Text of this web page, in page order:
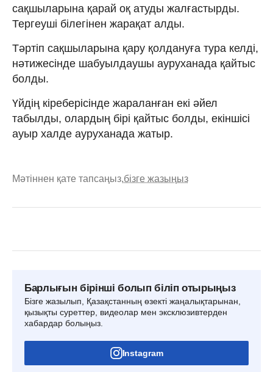
сақшыларына қарай оқ атуды жалғастырды.
Тергеуші білегінен жарақат алды.
Тәртіп сақшыларына қару қолдануға тура келді,
нәтижесінде шабуылдаушы ауруханада қайтыс
болды.
Үйдің кіреберісінде жараланған екі әйел
табылды, олардың бірі қайтыс болды, екіншісі
ауыр халде ауруханада жатыр.
Мәтіннен қате тапсаңыз,бізге жазыңыз
Барлығын бірінші болып біліп отырыңыз
Бізге жазылып, Қазақстанның өзекті жаңалықтарынан,
қызықты суреттер, видеолар мен эксклюзивтерден
хабардар болыңыз.
Instagram